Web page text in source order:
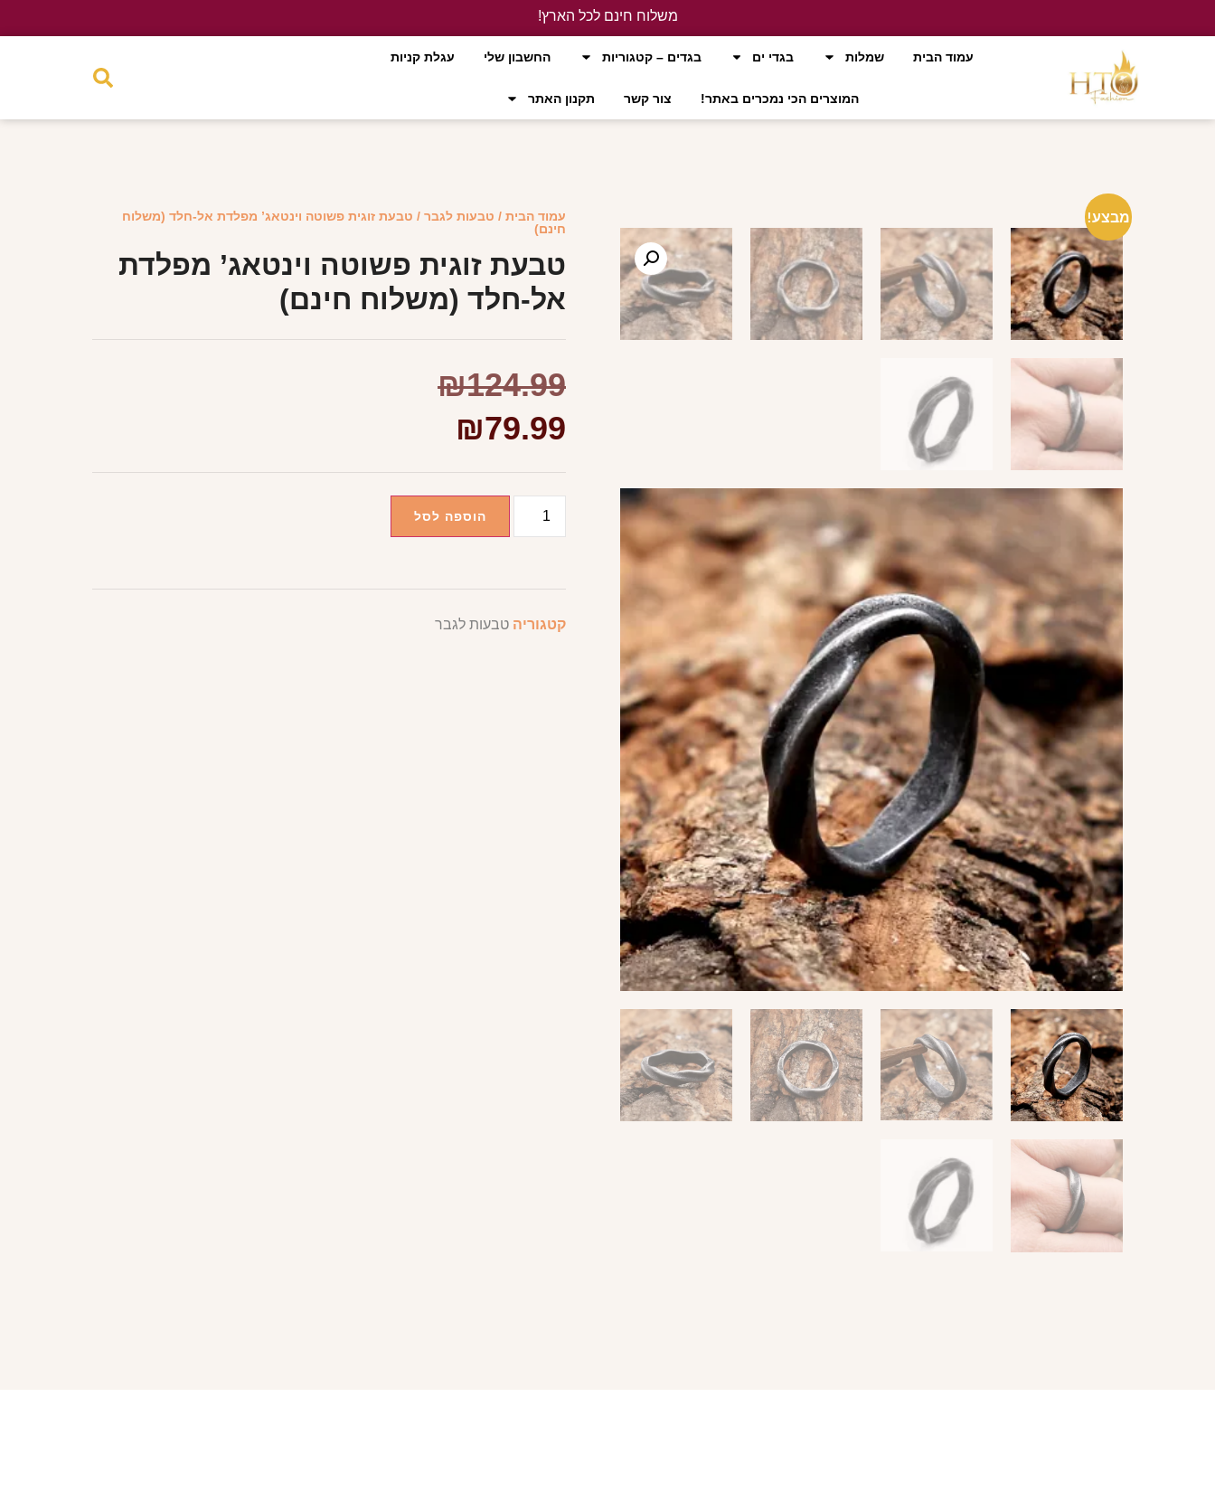
משלוח חינם לכל הארץ!
עמוד הבית
שמלות בגדי ים בגדים – קטגוריות החשבון שלי עגלת קניות
המוצרים הכי נמכרים באתר! צור קשר תקנון האתר
מבצע! עמוד הבית / טבעות לגבר / טבעת זוגית פשוטה וינטאג’ מפלדת אל-חלד (משלוח
חינם)
טבעת זוגית פשוטה וינטאג’ מפלדת
אל-חלד (משלוח חינם)
₪124.99
₪79.99
הוספה לסל
קטגוריה טבעות לגבר